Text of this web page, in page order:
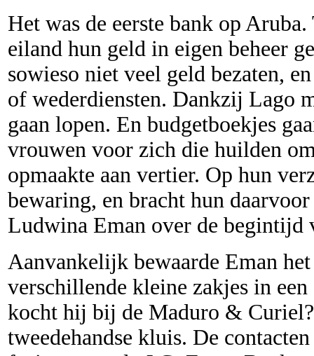
Het was de eerste bank op
eiland hun geld in eigen beheer
sowieso niet veel geld bezaten,
of wederdiensten. Dankzij Lago
gaan lopen. En budgetboekjes
vrouwen voor zich die huilden
opmaakte aan vertier. Op hun
bewaring, en bracht hun
Ludwina Eman over de begintijd
Aanvankelijk bewaarde Eman
verschillende kleine zakjes in
kocht hij bij de Maduro &
tweedehandse kluis. De